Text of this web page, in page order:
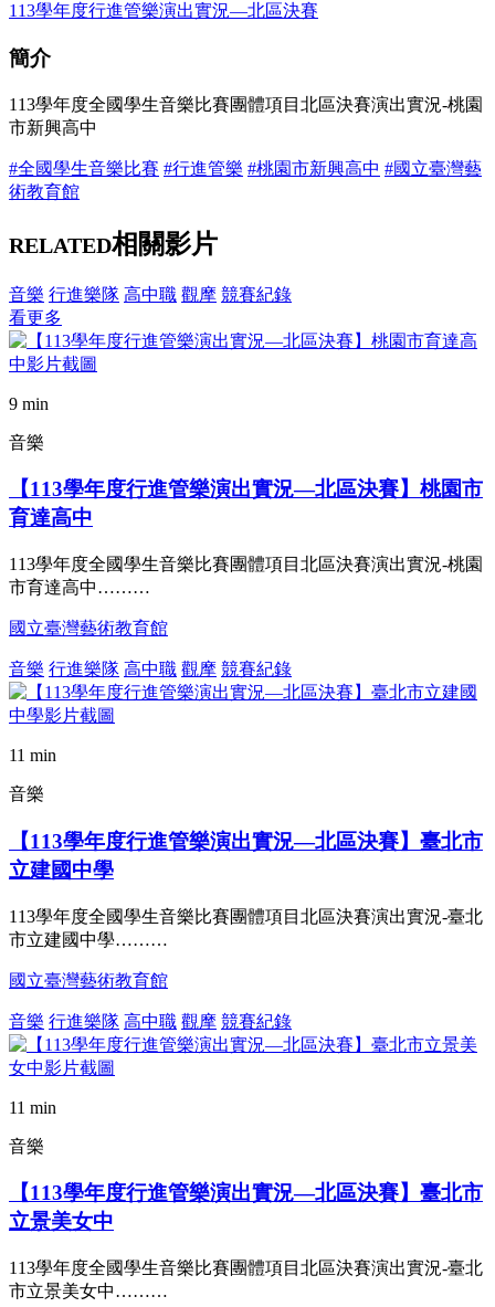
113學年度行進管樂演出實況—北區決賽
簡介
113學年度全國學生音樂比賽團體項目北區決賽演出實況-桃園
市新興高中
#全國學生音樂比賽 #行進管樂 #桃園市新興高中 #國立臺灣藝
術教育館
RELATED相關影片
音樂 行進樂隊 高中職 觀摩 競賽紀錄
看更多
9 min
音樂
【113學年度行進管樂演出實況—北區決賽】桃園市
育達高中
113學年度全國學生音樂比賽團體項目北區決賽演出實況-桃園
市育達高中………
國立臺灣藝術教育館
音樂 行進樂隊 高中職 觀摩 競賽紀錄
11 min
音樂
【113學年度行進管樂演出實況—北區決賽】臺北市
立建國中學
113學年度全國學生音樂比賽團體項目北區決賽演出實況-臺北
市立建國中學………
國立臺灣藝術教育館
音樂 行進樂隊 高中職 觀摩 競賽紀錄
11 min
音樂
【113學年度行進管樂演出實況—北區決賽】臺北市
立景美女中
113學年度全國學生音樂比賽團體項目北區決賽演出實況-臺北
市立景美女中………